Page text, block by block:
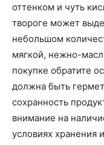
оттенком и чуть
твороге может
небольшом
мягкой, нежно-
покупке обратите
должна быть
сохранность
внимание на
условиях хранения